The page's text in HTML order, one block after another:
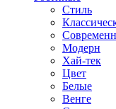
Стиль
Модерн
Хай-тек
Цвет
Белые
Венге